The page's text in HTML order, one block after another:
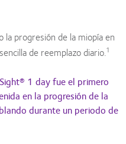
progresión de la miopía en
de reemplazo diario.1
1 day fue el primero
en la progresión de la
durante un periodo de